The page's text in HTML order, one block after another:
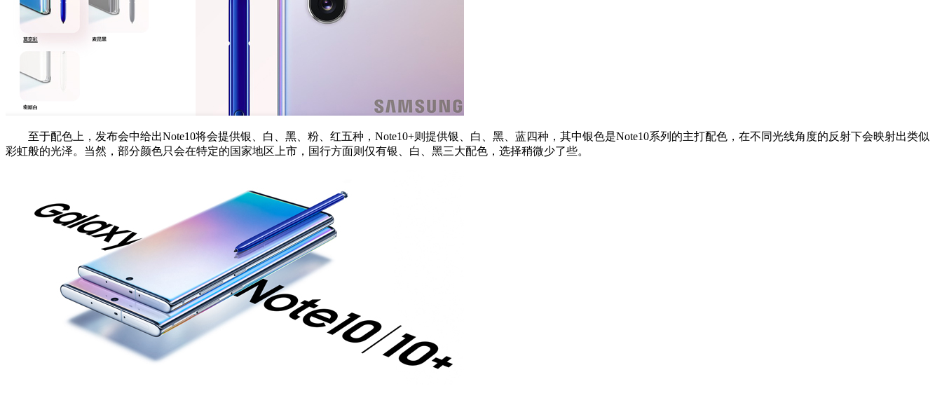
至于配色上，发布会中给出Note10将会提供银、白、黑、粉、红五种，Note10+则提供银、白、黑、蓝四种，其中银色是Note10系列的主打配色，在不同光线角度的反射下会映射出类似
彩虹般的光泽。当然，部分颜色只会在特定的国家地区上市，国行方面则仅有银、白、黑三大配色，选择稍微少了些。